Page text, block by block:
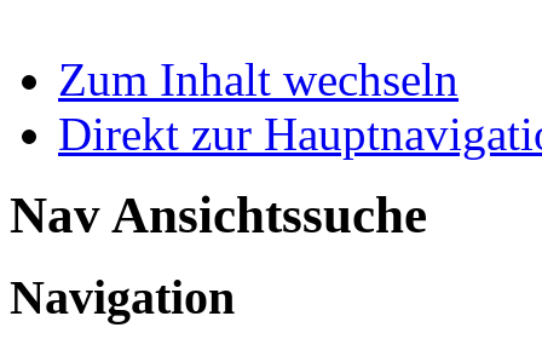
Zum Inhalt wechseln
Direkt zur
Nav Ansichtssuche
Navigation